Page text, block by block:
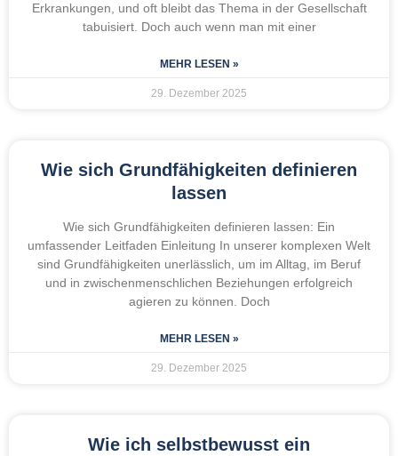
Erkrankungen, und oft bleibt das Thema in der Gesellschaft
tabuisiert. Doch auch wenn man mit einer
MEHR LESEN »
29. Dezember 2025
Wie sich Grundfähigkeiten definieren
lassen
Wie sich Grundfähigkeiten definieren lassen: Ein
umfassender Leitfaden Einleitung In unserer komplexen Welt
sind Grundfähigkeiten unerlässlich, um im Alltag, im Beruf
und in zwischenmenschlichen Beziehungen erfolgreich
agieren zu können. Doch
MEHR LESEN »
29. Dezember 2025
Wie ich selbstbewusst ein